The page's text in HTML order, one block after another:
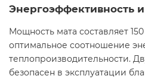
Энергоэффективность
Мощность мата составляет
оптимальное соотношение
теплопроизводительности.
безопасен в эксплуатации